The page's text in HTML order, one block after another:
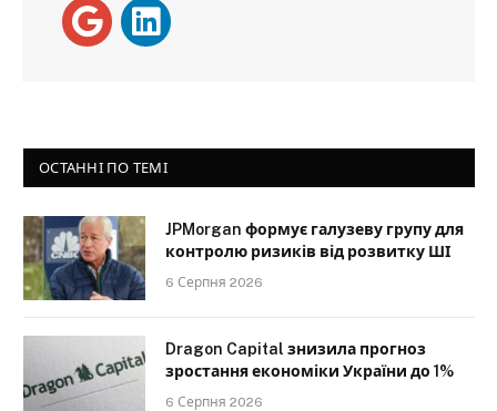
ОСТАННІ ПО ТЕМІ
JPMorgan формує галузеву групу для
контролю ризиків від розвитку ШІ
6 Серпня 2026
Dragon Capital знизила прогноз
зростання економіки України до 1%
6 Серпня 2026